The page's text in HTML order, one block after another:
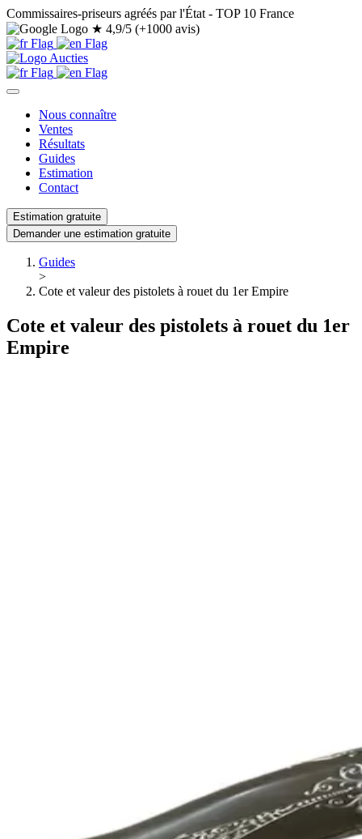
Commissaires-priseurs agréés par l'État - TOP 10 France
★ 4,9/5 (+1000 avis)
Nous connaître
Ventes
Résultats
Guides
Estimation
Contact
Estimation gratuite
Demander une estimation gratuite
Guides
>
Cote et valeur des pistolets à rouet du 1er Empire
Cote et valeur des pistolets à rouet du 1er
Empire